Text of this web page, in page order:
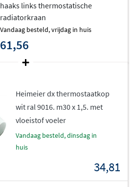
haaks links thermostatische
radiatorkraan
vandaag besteld, vrijdag in huis
61,56
Heimeier dx thermostaatkop
wit ral 9016. m30 x 1,5. met
vloeistof voeler
vandaag besteld, dinsdag in
huis
34,81